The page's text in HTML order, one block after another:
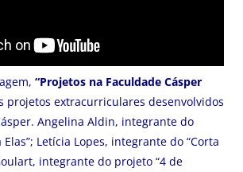
“Projetos na Faculdade Cásper
projetos extracurriculares desenvolvidos
Angelina Aldin, integrante do
Letícia Lopes, integrante do “Corta
integrante do projeto “4 de